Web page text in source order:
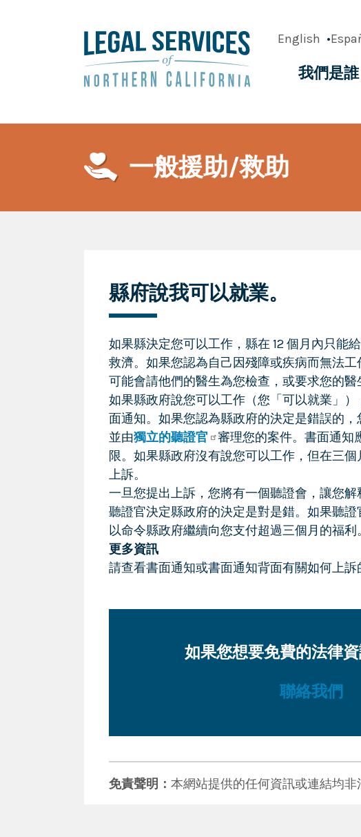
English
navigation
我們是誰
一般援助/救助
縣府說我可以就業。
如果縣決定您可以工作，縣在 12 個月內只能
救濟。如果您認為自己因殘障或疾病而無法
可能會請他們的醫生為您檢查，或要求您的醫
如果縣政府說您可以工作（您「可以就業」
面通知。如果您認為縣政府的決定是錯誤的，
並由獨立的聽證官
審理您的案件。書面通知
限。如果縣政府沒有說您可以工作，但在三
上訴。
一旦您提出上訴，您將有一個聽證會，讓您
聽證官決定縣政府的決定是對是錯。如果聽
以命令縣政府繼續向您支付超過三個月的福利。
更多資訊
請查看書面通知或書面通知背面有關如何上訴
如果您想要免費的法律資
聯絡我們
免責聲明： 本網站提供的任何資訊或連結均非